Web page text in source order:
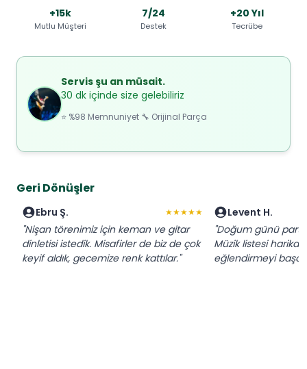
+15k
Mutlu Müşteri
7/24
Destek
+20 Yıl
Tecrübe
Servis şu an müsait.
30 dk içinde size gelebiliriz
⭐ %98 Memnuniyet 🔧 Orijinal Parça
Geri Dönüşler
Ebru Ş. ★★★★★
"Nişan törenimiz için keman ve gitar
dinletisi istedik. Misafirler de biz de çok
keyif aldık, gecemize renk kattılar."
Levent H.
"Doğum günü
Müzik listesi
eğlendirmeyi